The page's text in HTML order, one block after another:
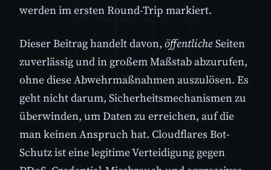
werden im ersten Round-Trip markiert.
Dieser Beitrag handelt davon, öffentlicheSeiten
zuverlässig und in großem Maßstab abzurufen,
ohne diese Abwehrmaßnahmen auszulösen. Es
geht nicht darum, Sicherheitsmechanismen zu
überwinden, um Daten zu erreichen, auf die
man keinen Anspruch hat. Cloudflares Bot-
Schutz ist eine legitime Verteidigung gegen